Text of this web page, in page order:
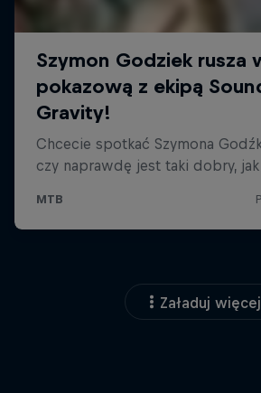
Załaduj więcej